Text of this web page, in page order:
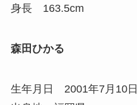
身長 163.5cm
森田ひかる
生年月日 2001年7月10日